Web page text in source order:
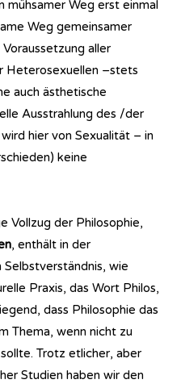
mühsamer Weg erst einmal
Weg gemeinsamer
aller
Heterosexuellen –stets
auch ästhetische
Ausstrahlung des /der
hier von Sexualität – in
keine
Vollzug der Philosophie,
, enthält in der
wie
Praxis, das Wort Philos,
dass Philosophie das
Thema, wenn nicht zu
Trotz etlicher, aber
Studien haben wir den